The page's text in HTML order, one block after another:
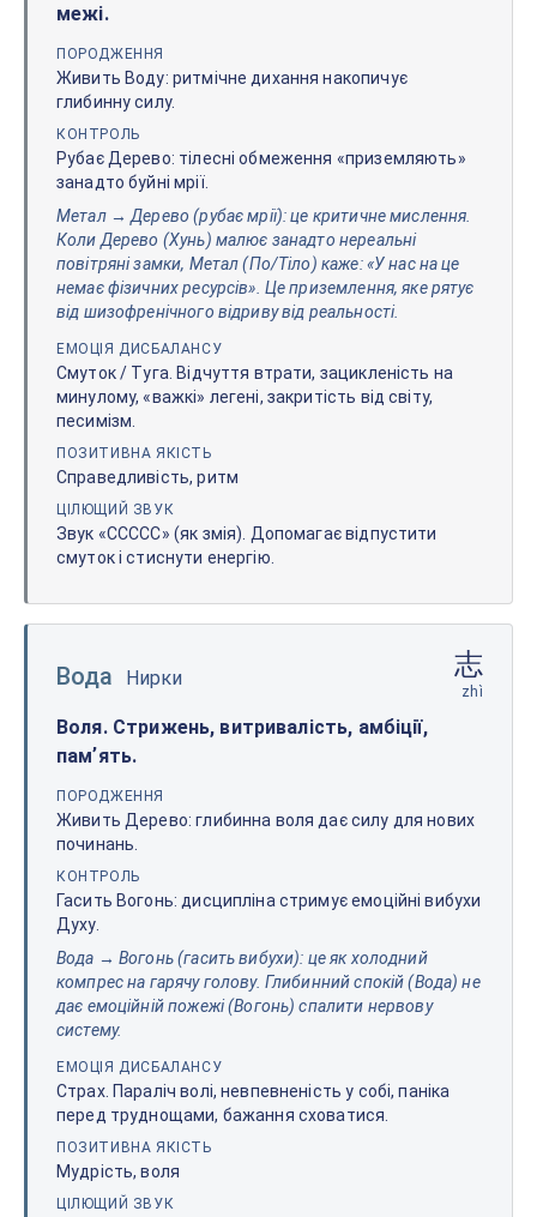
межі.
ПОРОДЖЕННЯ
Живить Воду: ритмічне дихання накопичує
глибинну силу.
КОНТРОЛЬ
Рубає Дерево: тілесні обмеження «приземляють»
занадто буйні мрії.
Метал → Дерево (рубає мрії): це критичне мислення.
Коли Дерево (Хунь) малює занадто нереальні
повітряні замки, Метал (По/Тіло) каже: «У нас на це
немає фізичних ресурсів». Це приземлення, яке рятує
від шизофренічного відриву від реальності.
ЕМОЦІЯ ДИСБАЛАНСУ
Смуток / Туга. Відчуття втрати, зацикленість на
минулому, «важкі» легені, закритість від світу,
песимізм.
ПОЗИТИВНА ЯКІСТЬ
Справедливість, ритм
ЦІЛЮЩИЙ ЗВУК
Звук «ССССС» (як змія). Допомагає відпустити
смуток і стиснути енергію.
Вода Нирки 志
zhì
Воля. Стрижень, витривалість, амбіції,
памʼять.
ПОРОДЖЕННЯ
Живить Дерево: глибинна воля дає силу для нових
починань.
КОНТРОЛЬ
Гасить Вогонь: дисципліна стримує емоційні вибухи
Духу.
Вода → Вогонь (гасить вибухи): це як холодний
компрес на гарячу голову. Глибинний спокій (Вода) не
дає емоційній пожежі (Вогонь) спалити нервову
систему.
ЕМОЦІЯ ДИСБАЛАНСУ
Страх. Параліч волі, невпевненість у собі, паніка
перед труднощами, бажання сховатися.
ПОЗИТИВНА ЯКІСТЬ
Мудрість, воля
ЦІЛЮЩИЙ ЗВУК